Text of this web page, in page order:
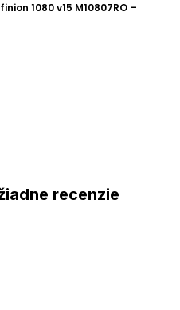
1080 v15 M10807RO –
recenzie